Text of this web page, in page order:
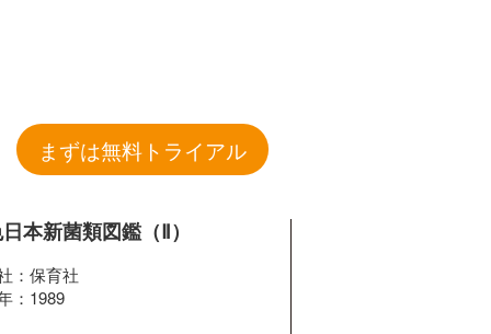
まずは無料トライアル
本新菌類図鑑（Ⅱ）
：保育社
：1989